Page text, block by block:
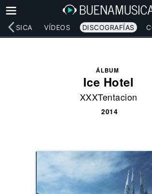
MÚSICA VÍDEOS DISCOGRAFÍAS
ÁLBUM
Ice Hotel
XXXTentacion
2014